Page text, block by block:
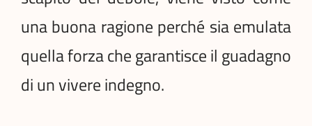
una buona ragione perché sia emulata
quella forza che garantisce il guadagno
di un vivere indegno.